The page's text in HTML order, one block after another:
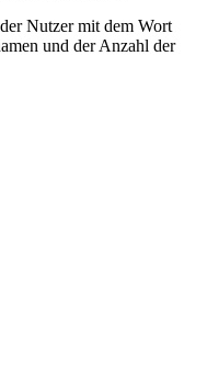
Nutzer mit dem Wort
und der Anzahl der